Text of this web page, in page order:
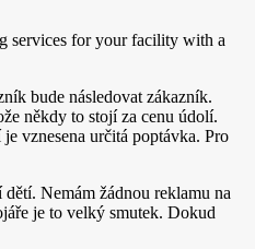
services for your facility with a
bude následovat zákazník.
někdy to stojí za cenu údolí.
vznesena určitá poptávka. Pro
Nemám žádnou reklamu na
je to velký smutek. Dokud